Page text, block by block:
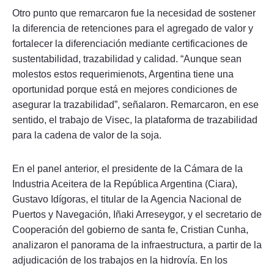
Otro punto que remarcaron fue la necesidad de sostener
la diferencia de retenciones para el agregado de valor y
fortalecer la diferenciación mediante certificaciones de
sustentabilidad, trazabilidad y calidad. “Aunque sean
molestos estos requerimienots, Argentina tiene una
oportunidad porque está en mejores condiciones de
asegurar la trazabilidad”, señalaron. Remarcaron, en ese
sentido, el trabajo de Visec, la plataforma de trazabilidad
para la cadena de valor de la soja.
En el panel anterior, el presidente de la Cámara de la
Industria Aceitera de la República Argentina (Ciara),
Gustavo Idígoras, el titular de la Agencia Nacional de
Puertos y Navegación, Iñaki Arreseygor, y el secretario de
Cooperación del gobierno de santa fe, Cristian Cunha,
analizaron el panorama de la infraestructura, a partir de la
adjudicación de los trabajos en la hidrovía. En los